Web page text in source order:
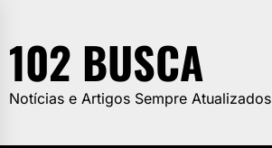
the
content
102 BUSCA
Notícias e Artigos Sempre Atualizados